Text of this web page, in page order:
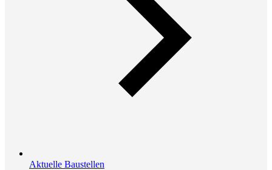
Aktuelle Baustellen